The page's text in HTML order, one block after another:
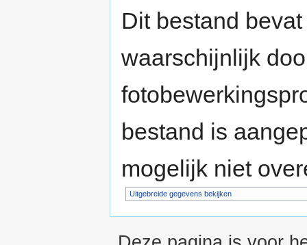
Dit bestand
waarschijnlijk
bestand is
mogelijk niet
Uitgebreide gegevens bekijken